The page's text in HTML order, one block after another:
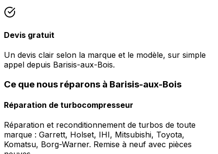
Devis gratuit
Un devis clair selon la marque et le modèle, sur simple
appel depuis Barisis-aux-Bois.
Ce que nous réparons à Barisis-aux-Bois
Réparation de turbocompresseur
Réparation et reconditionnement de turbos de toute
marque : Garrett, Holset, IHI, Mitsubishi, Toyota,
Komatsu, Borg-Warner. Remise à neuf avec pièces